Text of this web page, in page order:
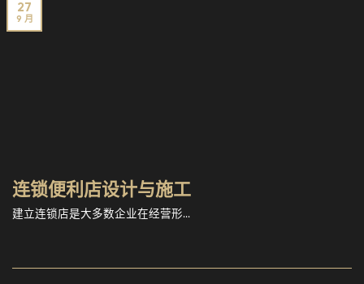
连锁便利店设计与施工
建立连锁店是大多数企业在经营形...
27
9 月